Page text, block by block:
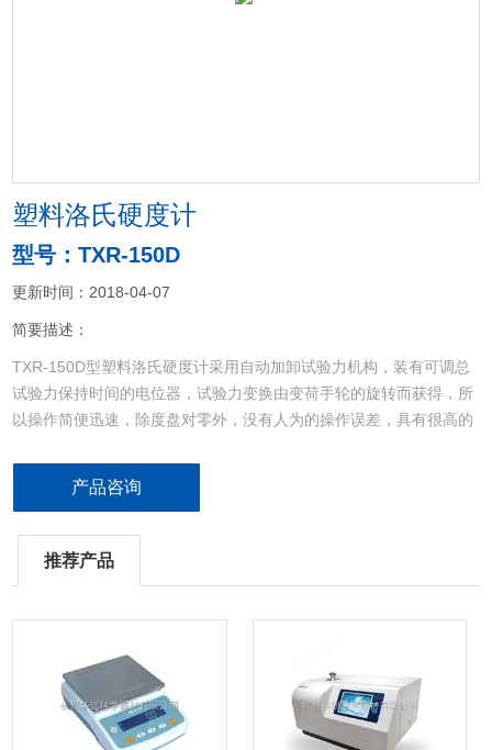
塑料洛氏硬度计
型号：TXR-150D
更新时间：2018-04-07
简要描述：
TXR-150D型塑料洛氏硬度计采用自动加卸试验力机构，装有可调总
试验力保持时间的电位器，试验力变换由变荷手轮的旋转而获得，所
以操作简便迅速，除度盘对零外，没有人为的操作误差，具有很高的
产品咨询
推荐产品